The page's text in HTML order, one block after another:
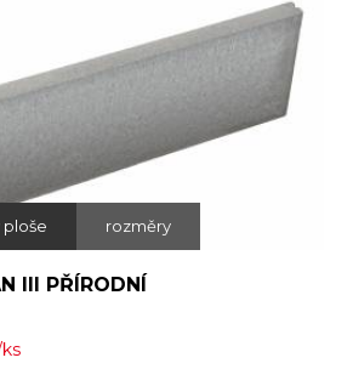
ploše rozměry
III PŘÍRODNÍ